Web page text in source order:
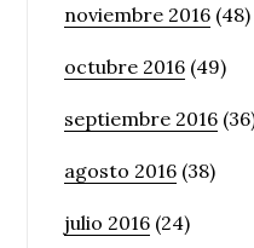
noviembre 2016 (48)
octubre 2016 (49)
septiembre 2016
agosto 2016 (38)
julio 2016 (24)